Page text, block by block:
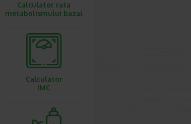
Calculator rata
metabolismului bazal
Calculator
IMC